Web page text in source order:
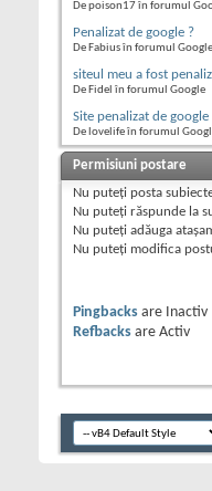
De poison17 în forumul
Penalizat de google ?
De Fabius în forumul Google
siteul meu a fost
De Fidel în forumul Google
Site penalizat de google
De lovelife în forumul
Permisiuni postare
Nu puteţi posta
Nu puteţi răspunde la
Nu puteţi adăuga
Nu puteţi modifica
Pingbacks are
Inactiv
Refbacks are Activ